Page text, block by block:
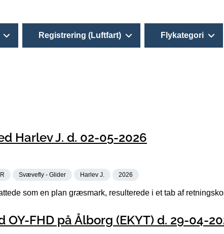
Registrering (Luftfart) Flykategori
Harlev J. d. 02-05-2026
Svævefly - Glider Harlev J. 2026
som en plan græsmark, resulterede i et tab af
FHD på Ålborg (EKYT) d. 29-04-